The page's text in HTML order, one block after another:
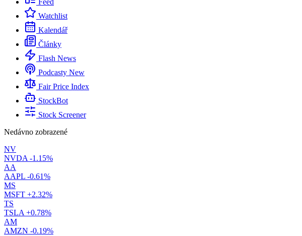
Feed
Watchlist
Kalendář
Články
Flash News
Podcasty New
Fair Price Index
StockBot
Stock Screener
Nedávno zobrazené
NV
NVDA -1.15%
AA
AAPL -0.61%
MS
MSFT +2.32%
TS
TSLA +0.78%
AM
AMZN -0.19%